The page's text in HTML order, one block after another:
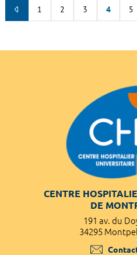
1 2 3 4 5
CENTRE
DE
191 av. du
34295